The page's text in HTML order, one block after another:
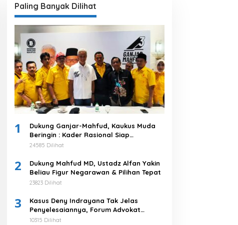
Paling Banyak Dilihat
1
Dukung Ganjar-Mahfud, Kaukus Muda
Beringin : Kader Rasional Siap
Menangkan 03
24585 Dilihat
2
Dukung Mahfud MD, Ustadz Alfan Yakin
Beliau Figur Negarawan & Pilihan Tepat
23823 Dilihat
3
Kasus Deny Indrayana Tak Jelas
Penyelesaiannya, Forum Advokat
Pengawal Demokrasi : Ayo Segera
10315 Dilihat